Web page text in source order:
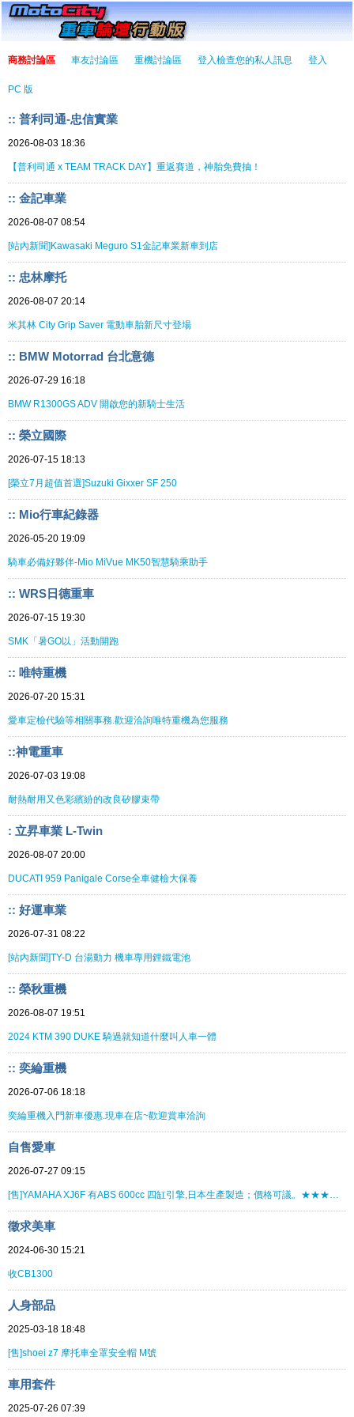
商務討論區 車友討論區 重機討論區 登入檢查您的私人訊息 登入
PC 版
:: 普利司通-忠信實業
2026-08-03 18:36
【普利司通 x TEAM TRACK DAY】重返賽道，神胎免費抽！
:: 金記車業
2026-08-07 08:54
[站內新聞]Kawasaki Meguro S1金記車業新車到店
:: 忠林摩托
2026-08-07 20:14
米其林 City Grip Saver 電動車胎新尺寸登場
:: BMW Motorrad 台北意德
2026-07-29 16:18
BMW R1300GS ADV 開啟您的新騎士生活
:: 榮立國際
2026-07-15 18:13
[榮立7月超值首選]Suzuki Gixxer SF 250
:: Mio行車紀錄器
2026-05-20 19:09
騎車必備好夥伴-Mio MiVue MK50智慧騎乘助手
:: WRS日德重車
2026-07-15 19:30
SMK「暑GO以」活動開跑
:: 唯特重機
2026-07-20 15:31
愛車定檢代驗等相關事務.歡迎洽詢唯特重機為您服務
::神電重車
2026-07-03 19:08
耐熱耐用又色彩繽紛的改良矽膠束帶
: 立昇車業 L-Twin
2026-08-07 20:00
DUCATI 959 Panigale Corse全車健檢大保養
:: 好運車業
2026-07-31 08:22
[站內新聞]TY-D 台湯動力 機車專用鋰鐵電池
:: 榮秋重機
2026-08-07 19:51
2024 KTM 390 DUKE 騎過就知道什麼叫人車一體
:: 奕綸重機
2026-07-06 18:18
奕綸重機入門新車優惠.現車在店~歡迎賞車洽詢
自售愛車
2026-07-27 09:15
[售]YAMAHA XJ6F 有ABS 600cc 四缸引擎,日本生產製造；價格可議。★★★★★★★★
徵求美車
2024-06-30 15:21
收CB1300
人身部品
2025-03-18 18:48
[售]shoei z7 摩托車全罩安全帽 M號
車用套件
2025-07-26 07:39